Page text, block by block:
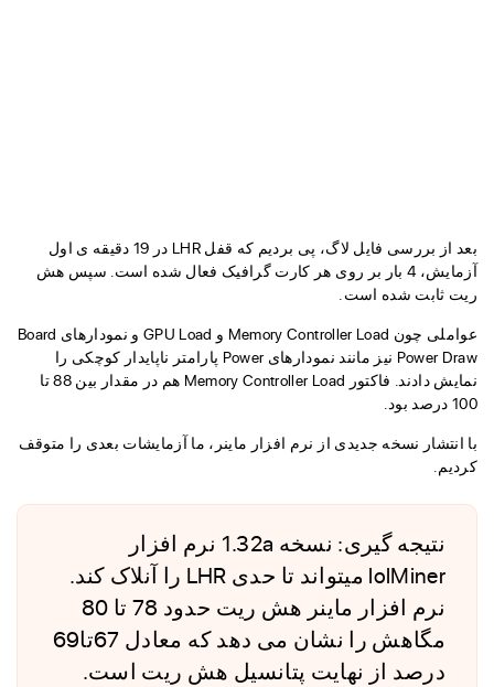
بعد از بررسی فایل لاگ، پی بردیم که قفل LHR در 19 دقیقه ی اول
آزمایش، 4 بار بر روی هر کارت گرافیک فعال شده است. سپس هش
ریت ثابت شده است.
عواملی چون Memory Controller Load و GPU Load و نمودارهای Board
Power Draw نیز مانند نمودارهای Power پارامتر ناپایدار کوچکی را
نمایش دادند. فاکتور Memory Controller Load هم در مقدار بین 88 تا
100 درصد بود.
با انتشار نسخه جدیدی از نرم افزار ماینر، ما آزمایشات بعدی را متوقف
کردیم.
نتیجه گیری: نسخه 1.32a نرم افزار
lolMiner میتواند تا حدی LHR را آنلاک کند.
نرم افزار ماینر هش ریت حدود 78 تا 80
مگاهش را نشان می دهد که معادل 67تا69
درصد از نهایت پتانسیل هش ریت است.